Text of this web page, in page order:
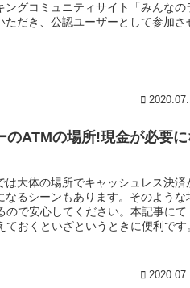
グコミュニティサイト「みんなの
ただき、公認ユーザーとして参加さ
のATMの場所!現金が必要
は大体の場所でキャッシュレス決済
なるシーンもあります。そのような
ので安心してください。本記事にて
おくといざというときに便利です